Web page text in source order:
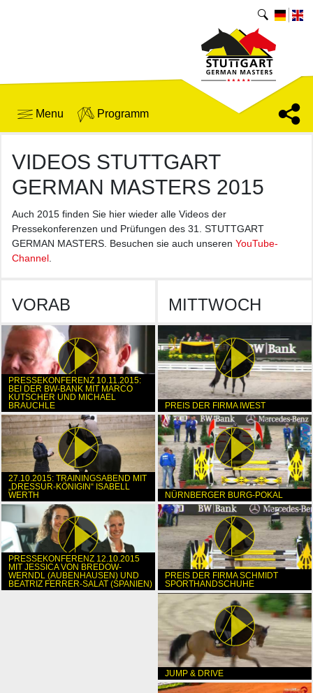
Menu Programm
VIDEOS STUTTGART
GERMAN MASTERS 2015
Auch 2015 finden Sie hier wieder alle Videos der
Pressekonferenzen und Prüfungen des 31. STUTTGART
GERMAN MASTERS. Besuchen sie auch unseren YouTube-
Channel
VORAB
PRESSEKONFERENZ 10.11.2015:
BEI DER BW-BANK MIT MARCO
KUTSCHER UND MICHAEL
BRAUCHLE
27.10.2015: TRAININGSABEND MIT
„DRESSUR-KÖNIGIN“ ISABELL
WERTH
PRESSEKONFERENZ 12.10.2015
MIT JESSICA VON BREDOW-
WERNDL (AUBENHAUSEN) UND
BEATRIZ FERRER-SALAT (SPANIEN)
MITTWOCH
PREIS DER FIRMA IWEST
NÜRNBERGER BURG-POKAL
PREIS DER FIRMA SCHMIDT
SPORTHANDSCHUHE
JUMP & DRIVE